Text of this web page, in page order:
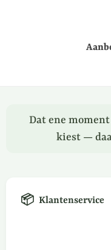
Dat ene
kiest —
📦 Klantenservice